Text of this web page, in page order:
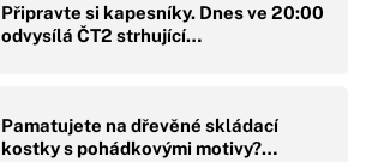
Připravte si kapesníky. Dnes ve 20:00
odvysílá ČT2 strhující…
Pamatujete na dřevěné skládací
kostky s pohádkovými motivy?…